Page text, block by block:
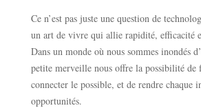
Ce n’est pas juste une question de
un art de vivre qui allie rapidité, efficacité
Dans un monde où nous sommes inondés
petite merveille nous offre la possibilité de
connecter le possible, et de rendre chaque
opportunités.